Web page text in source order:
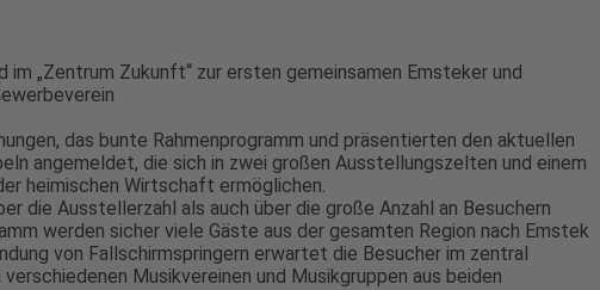
„Zentrum Zukunft“ zur ersten gemeinsamen Emsteker und
das bunte Rahmenprogramm und präsentierten den aktuellen
angemeldet, die sich in zwei großen Ausstellungszelten und einem
heimischen Wirtschaft ermöglichen.
die Ausstellerzahl als auch über die große Anzahl an Besuchern
werden sicher viele Gäste aus der gesamten Region nach Emstek
von Fallschirmspringern erwartet die Besucher im zentral
Musikvereinen und Musikgruppen aus beiden